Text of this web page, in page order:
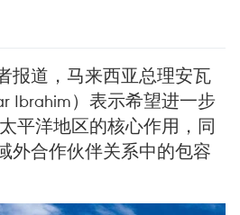
报道，马来西亚总理安瓦
Ibrahim）表示希望进一步
平洋地区的核心作用，同
外合作伙伴关系中的包容